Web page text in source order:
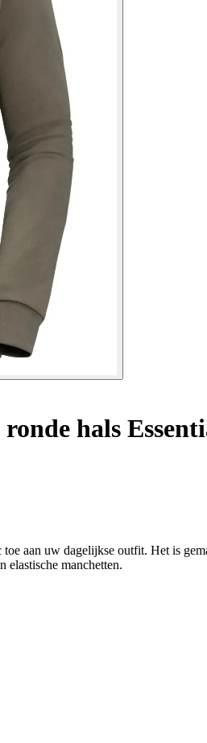
hals
aan uw dagelijkse outfit. Het is
elastische manchetten.